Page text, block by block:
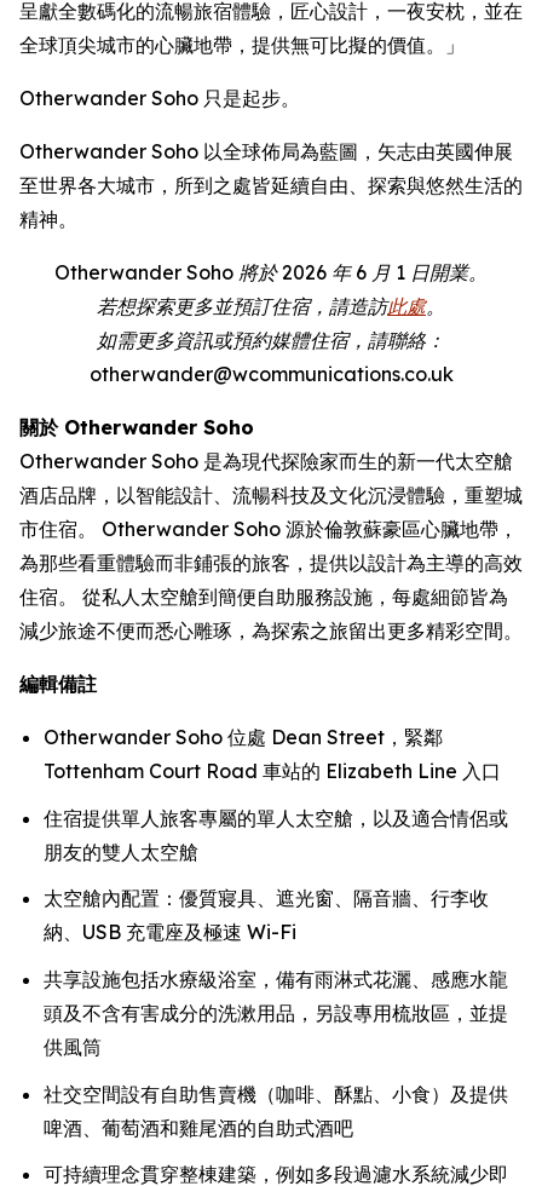
呈獻全數碼化的流暢旅宿體驗，匠心設計，一夜安枕，並在
全球頂尖城市的心臟地帶，提供無可比擬的價值。」
Otherwander Soho 只是起步。
Otherwander Soho 以全球佈局為藍圖，矢志由英國伸展
至世界各大城市，所到之處皆延續自由、探索與悠然生活的
精神。
Otherwander Soho 將於 2026 年 6 月 1 日開業。
若想探索更多並預訂住宿，請造訪此處。
如需更多資訊或預約媒體住宿，請聯絡：
otherwander@wcommunications.co.uk
關於 Otherwander Soho
Otherwander Soho 是為現代探險家而生的新一代太空艙
酒店品牌，以智能設計、流暢科技及文化沉浸體驗，重塑城
市住宿。 Otherwander Soho 源於倫敦蘇豪區心臟地帶，
為那些看重體驗而非鋪張的旅客，提供以設計為主導的高效
住宿。 從私人太空艙到簡便自助服務設施，每處細節皆為
減少旅途不便而悉心雕琢，為探索之旅留出更多精彩空間。
編輯備註
Otherwander Soho 位處 Dean Street，緊鄰
Tottenham Court Road 車站的 Elizabeth Line 入口
住宿提供單人旅客專屬的單人太空艙，以及適合情侶或
朋友的雙人太空艙
太空艙內配置：優質寢具、遮光窗、隔音牆、行李收
納、USB 充電座及極速 Wi-Fi
共享設施包括水療級浴室，備有雨淋式花灑、感應水龍
頭及不含有害成分的洗漱用品，另設專用梳妝區，並提
供風筒
社交空間設有自助售賣機（咖啡、酥點、小食）及提供
啤酒、葡萄酒和雞尾酒的自助式酒吧
可持續理念貫穿整棟建築，例如多段過濾水系統減少即